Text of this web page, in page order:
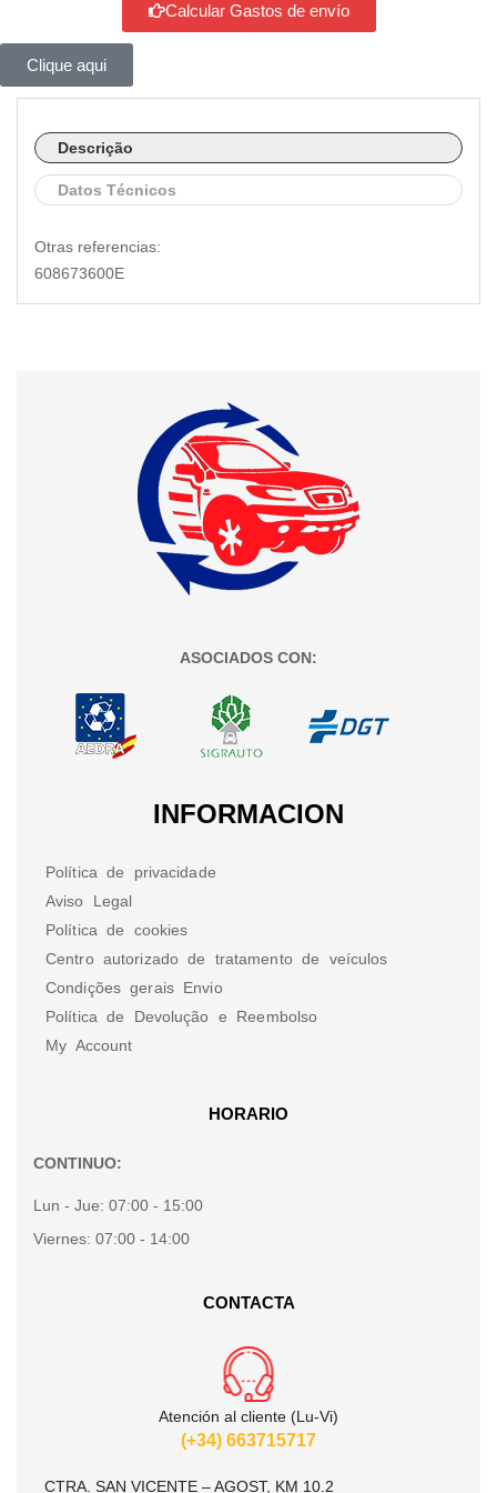
Calcular Gastos de envío
Clique aqui
Descrição
Datos Técnicos
Otras referencias:
608673600E
ASOCIADOS CON:
INFORMACION
Política de privacidade
Aviso Legal
Política de cookies
Centro autorizado de tratamento de veículos
Condições gerais Envio
Política de Devolução e Reembolso
My Account
HORARIO
CONTINUO:
Lun - Jue: 07:00 - 15:00
Viernes: 07:00 - 14:00
CONTACTA
Atención al cliente (Lu-Vi)
(+34) 663715717
CTRA. SAN VICENTE – AGOST, KM 10.2